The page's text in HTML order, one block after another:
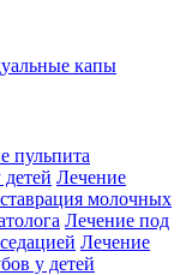
капы
пульпита
Лечение
молочных
Лечение под
Лечение
у детей